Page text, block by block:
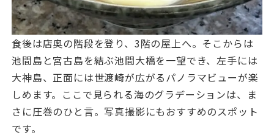
食後は店奥の階段を登り、3階の屋上へ。そこからは
池間島と宮古島を結ぶ池間大橋を一望でき、左手には
大神島、正面には世渡崎が広がるパノラマビューが楽
しめます。ここで見られる海のグラデーションは、ま
さに圧巻のひと言。写真撮影にもおすすめのスポット
です。